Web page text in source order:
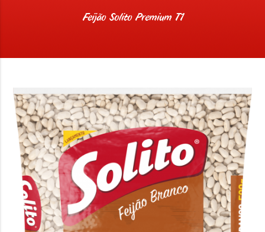
Feijão Solito Premium T1